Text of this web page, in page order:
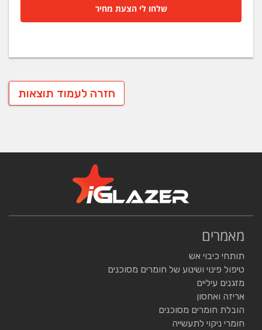
שלחו לי הצעת מחיר
חזרה לעמוד תוצאות
מאמרים
תותחי כיבוי אש
טיפול פינוי ושינוע של חומרים מסוכנים
מזגנים עיליים
אריזה ואחסון
הובלת חומרים מסוכנים
חומרי ניקוי לתעשייה